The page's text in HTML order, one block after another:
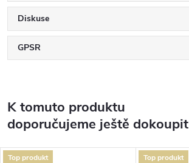
Diskuse
GPSR
K tomuto produktu
doporučujeme ještě dokoupit
Top produkt
Top produkt